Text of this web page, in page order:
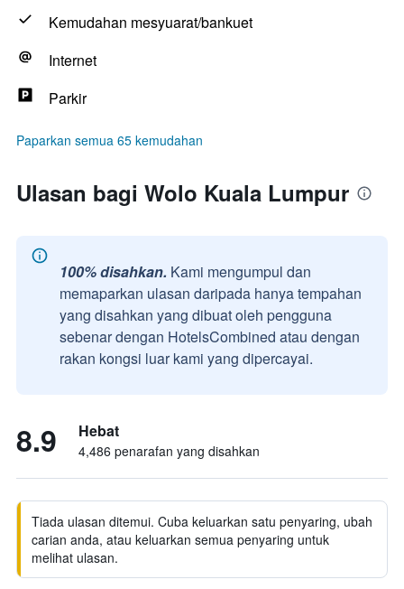
Kemudahan mesyuarat/bankuet
Internet
Parkir
Paparkan semua 65 kemudahan
Ulasan bagi Wolo Kuala Lumpur
100% disahkan. Kami mengumpul dan
memaparkan ulasan daripada hanya tempahan
yang disahkan yang dibuat oleh pengguna
sebenar dengan HotelsCombined atau dengan
rakan kongsi luar kami yang dipercayai.
8.9 Hebat
4,486 penarafan yang disahkan
Tiada ulasan ditemui. Cuba keluarkan satu penyaring, ubah
carian anda, atau keluarkan semua penyaring untuk
melihat ulasan.